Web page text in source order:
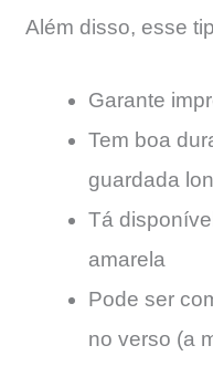
Além disso, esse
Garante
Tem boa
guardada
Tá
amarela
Pode ser
no verso (a